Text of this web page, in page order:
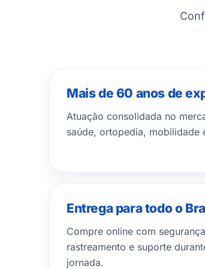
Mais de 60 anos de
Atuação consolidada no
saúde, ortopedia, mobilidade
Entrega para todo o
Compre online com
rastreamento e suporte
jornada.